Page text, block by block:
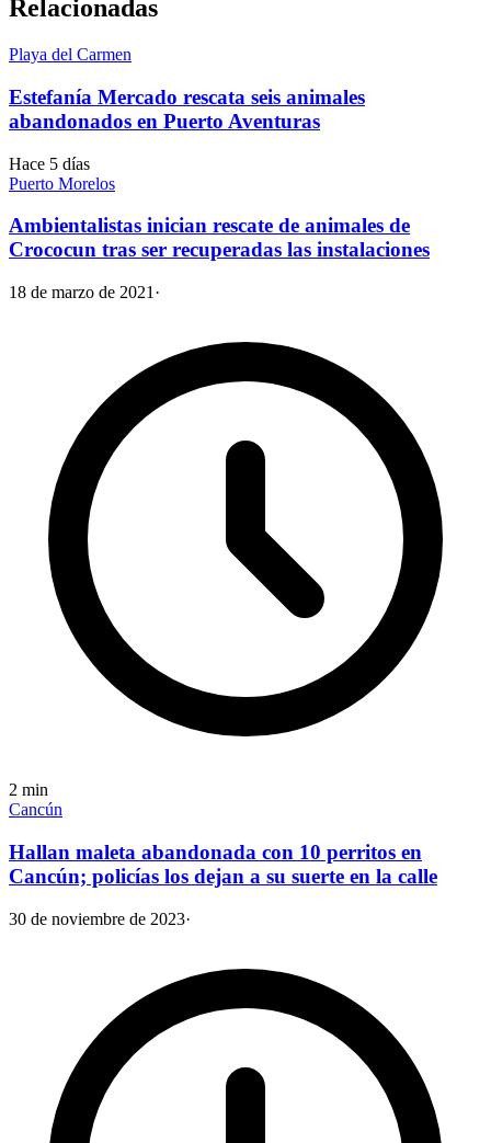
Relacionadas
Playa del Carmen
Estefanía Mercado rescata seis animales
abandonados en Puerto Aventuras
Hace 5 días
Puerto Morelos
Ambientalistas inician rescate de animales de
Crococun tras ser recuperadas las instalaciones
18 de marzo de 2021 ·
2 min
Cancún
Hallan maleta abandonada con 10 perritos en
Cancún; policías los dejan a su suerte en la calle
30 de noviembre de 2023·